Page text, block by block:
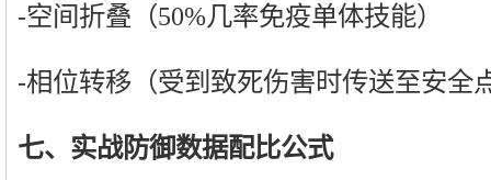
-空间折叠（50%几率免疫单体技能）
-相位转移（受到致死伤害时传送至安全
七、实战防御数据配比公式